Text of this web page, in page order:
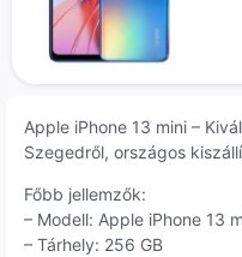
Apple iPhone 13 mini –
Szegedről, országos
Főbb jellemzők:
– Modell: Apple iPhone 13
– Tárhely: 256 GB